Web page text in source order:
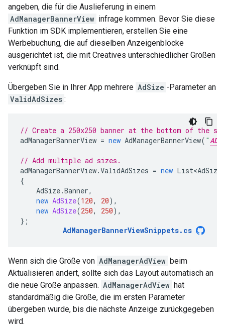
angeben, die für die Auslieferung in einem
AdManagerBannerView infrage kommen. Bevor Sie diese
Funktion im SDK implementieren, erstellen Sie eine
Werbebuchung, die auf dieselben Anzeigenblöcke
ausgerichtet ist, die mit Creatives unterschiedlicher Größen
verknüpft sind.
Übergeben Sie in Ihrer App mehrere AdSize -Parameter an
ValidAdSizes :
// Create a 250x250 banner at the bottom of the
adManagerBannerView = new AdManagerBannerView( "
// Add multiple ad sizes.
adManagerBannerView.ValidAdSizes = new List<AdSize>
{
AdSize.Banner,
new AdSize(120, 20),
new AdSize(250, 250),
};
AdManagerBannerViewSnippets. cs
Wenn sich die Größe von AdManagerAdView beim
Aktualisieren ändert, sollte sich das Layout automatisch an
die neue Größe anpassen. AdManagerAdView hat
standardmäßig die Größe, die im ersten Parameter
übergeben wurde, bis die nächste Anzeige zurückgegeben
wird.